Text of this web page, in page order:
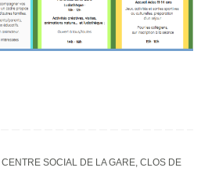
CENTRE SOCIAL DE LA GARE, CLOS DE